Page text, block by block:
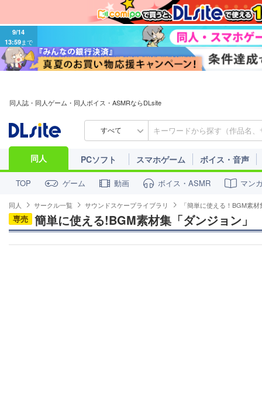
9/14
13:59まで
同人誌・同人ゲーム・同人ボイス・ASMRならDLsite
すべて
同人 PCソフト スマホゲーム ボイス・音声
TOP ゲーム 動画 ボイス・ASMR マン
同人 サークル一覧 サウンドスケープライブラリ 「簡単に使える！BGM素
専売 簡単に使える!BGM素材集「ダンジョン」